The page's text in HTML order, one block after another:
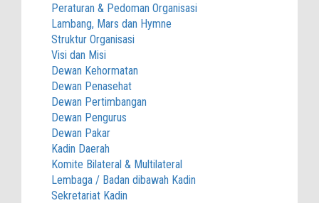
Peraturan & Pedoman Organisasi
Lambang, Mars dan Hymne
Struktur Organisasi
Visi dan Misi
Dewan Kehormatan
Dewan Penasehat
Dewan Pertimbangan
Dewan Pengurus
Dewan Pakar
Kadin Daerah
Komite Bilateral & Multilateral
Lembaga / Badan dibawah Kadin
Sekretariat Kadin